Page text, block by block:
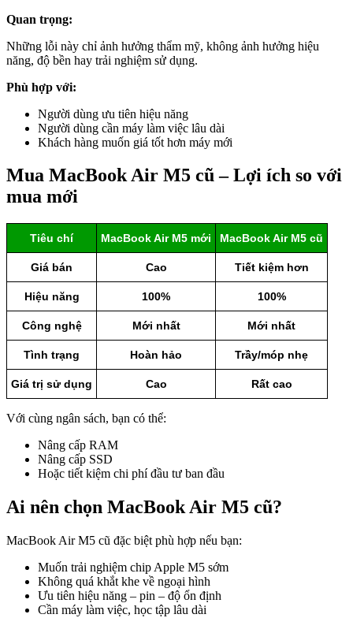
Quan trọng:
Những lỗi này chỉ ảnh hưởng thẩm mỹ, không ảnh hưởng hiệu
năng, độ bền hay trải nghiệm sử dụng.
Phù hợp với:
Người dùng ưu tiên hiệu năng
Người dùng cần máy làm việc lâu dài
Khách hàng muốn giá tốt hơn máy mới
Mua MacBook Air M5 cũ – Lợi ích so với
mua mới
Tiêu chí MacBook Air M5 mới MacBook Air M5 cũ
Giá bán Cao Tiết kiệm hơn
Hiệu năng 100% 100%
Công nghệ Mới nhất Mới nhất
Tình trạng Hoàn hảo Trầy/móp nhẹ
Giá trị sử dụng Cao Rất cao
Với cùng ngân sách, bạn có thể:
Nâng cấp RAM
Nâng cấp SSD
Hoặc tiết kiệm chi phí đầu tư ban đầu
Ai nên chọn MacBook Air M5 cũ?
MacBook Air M5 cũ đặc biệt phù hợp nếu bạn:
Muốn trải nghiệm chip Apple M5 sớm
Không quá khắt khe về ngoại hình
Ưu tiên hiệu năng – pin – độ ổn định
Cần máy làm việc, học tập lâu dài